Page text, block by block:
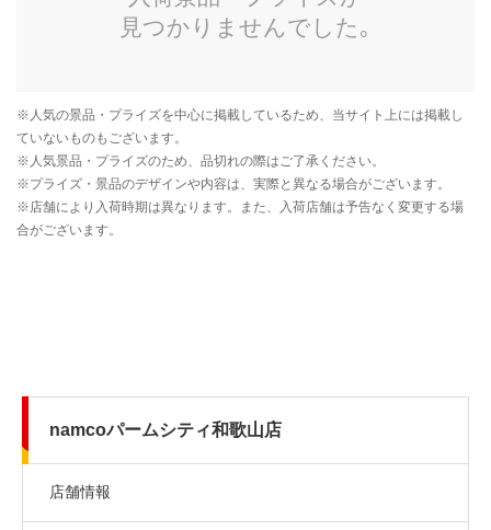
namcoパームシティ和歌山店
店舗情報